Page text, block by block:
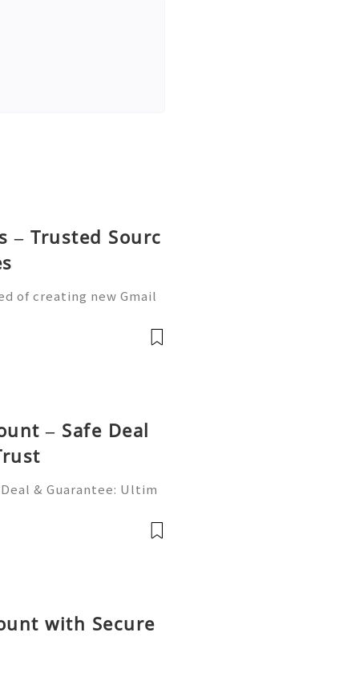
– Trusted Sourc
of creating new Gmail
account is the perfect s
– Safe Deal
& Guarantee: Ultim
You’re not alone. M
with Secure